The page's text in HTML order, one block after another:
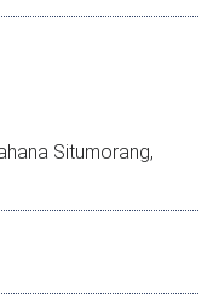
Situmorang,